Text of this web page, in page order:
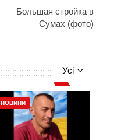
Большая стройка в
Сумах (фото)
Усі
НОВИНИ